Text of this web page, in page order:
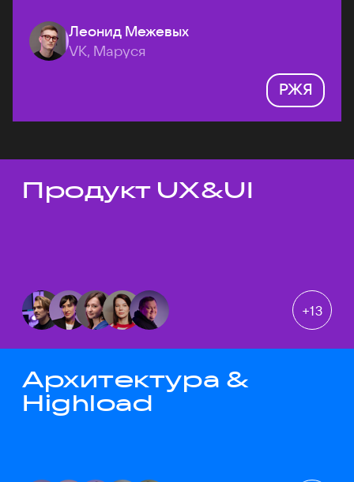
Леонид Межевых
VK, Маруся
РЖЯ
Темы докладов
Продукт UX&UI
+13
Архитектура &
Highload